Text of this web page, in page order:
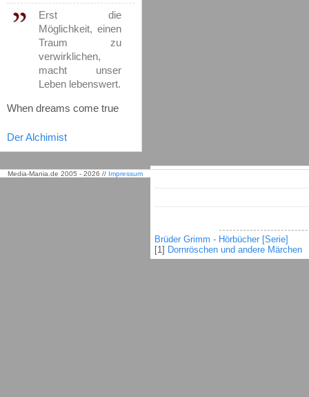
Erst die
Möglichkeit, einen
Traum zu
verwirklichen,
macht unser
Leben lebenswert.
When dreams come true
Der Alchimist
Brüder Grimm - Hörbücher [Serie]
[1] Dornröschen und andere Märchen
Media-Mania.de 2005 - 2026 // Impressum